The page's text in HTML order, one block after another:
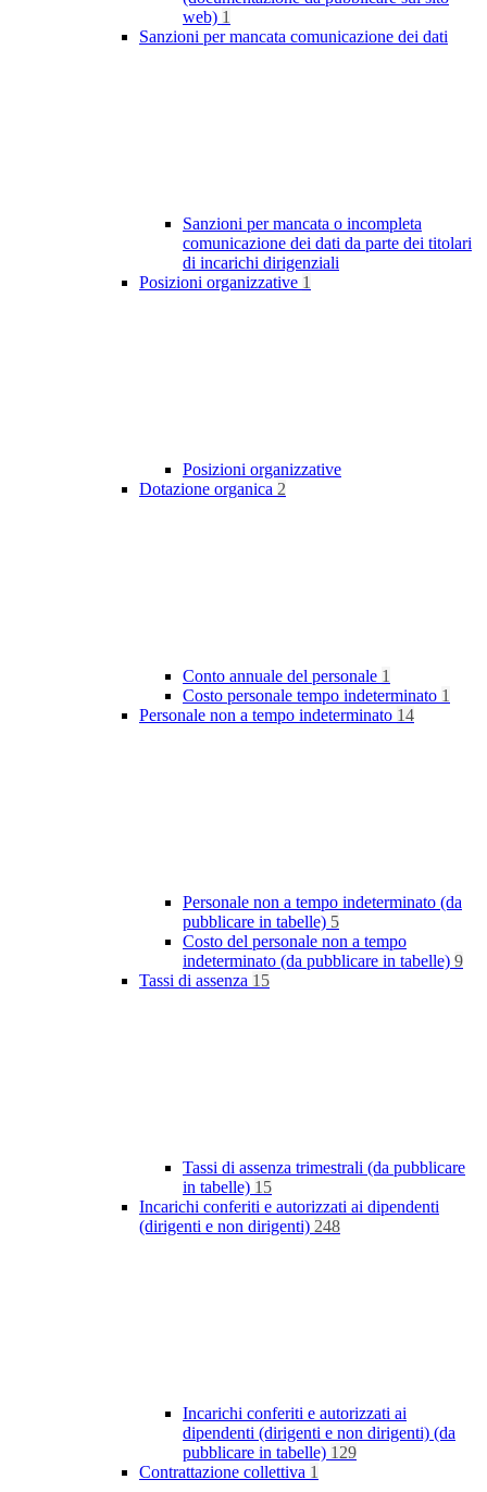
web) 1
Sanzioni per mancata comunicazione dei dati
Sanzioni per mancata o incompleta
comunicazione dei dati da parte dei titolari
di incarichi dirigenziali
Posizioni organizzative 1
Posizioni organizzative
Dotazione organica 2
Conto annuale del personale 1
Costo personale tempo indeterminato 1
Personale non a tempo indeterminato 14
Personale non a tempo indeterminato (da
pubblicare in tabelle) 5
Costo del personale non a tempo
indeterminato (da pubblicare in tabelle) 9
Tassi di assenza 15
Tassi di assenza trimestrali (da pubblicare
in tabelle) 15
Incarichi conferiti e autorizzati ai dipendenti
(dirigenti e non dirigenti) 248
Incarichi conferiti e autorizzati ai
dipendenti (dirigenti e non dirigenti) (da
pubblicare in tabelle) 129
Contrattazione collettiva 1